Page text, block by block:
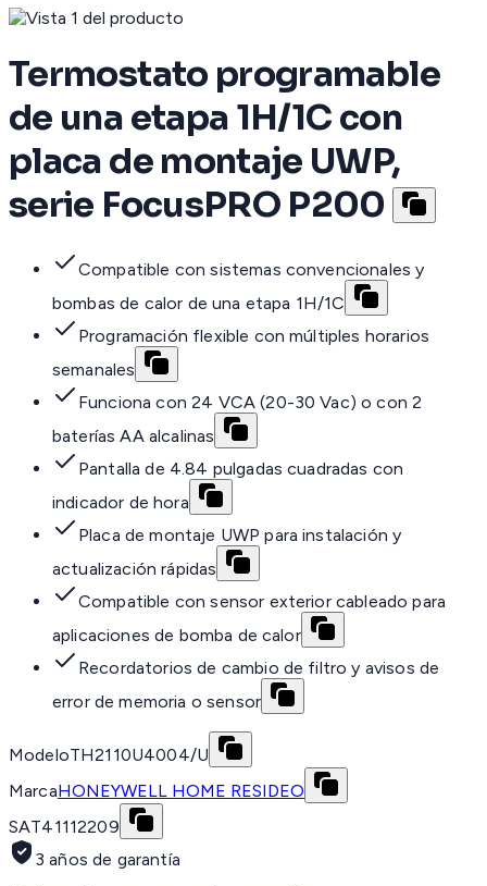
Termostato programable
de una etapa 1H/1C con
placa de montaje UWP,
serie FocusPRO P200
Compatible con sistemas convencionales y
bombas de calor de una etapa 1H/1C
Programación flexible con múltiples horarios
semanales
Funciona con 24 VCA (20-30 Vac) o con 2
baterías AA alcalinas
Pantalla de 4.84 pulgadas cuadradas con
indicador de hora
Placa de montaje UWP para instalación y
actualización rápidas
Compatible con sensor exterior cableado para
aplicaciones de bomba de calor
Recordatorios de cambio de filtro y avisos de
error de memoria o sensor
ModeloTH2110U4004/U
MarcaHONEYWELL HOME RESIDEO
SAT41112209
3 años de garantía